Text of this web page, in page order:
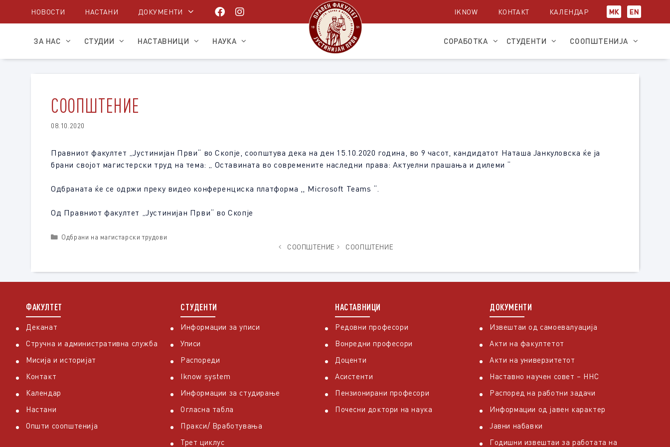
НОВОСТИ НАСТАНИ ДОКУМЕНТИ IKNOW КОНТАКТ КАЛЕНДАР МК EN
ЗА НАС СТУДИИ НАСТАВНИЦИ НАУКА СОРАБОТКА СТУДЕНТИ СООПШТЕНИЈА
СООПШТЕНИЕ
08.10.2020
Правниот факултет „Јустинијан Први“ во Скопје, соопштува дека на ден 15.10.2020 година, во 9 часот, кандидатoт Наташа Јанкуловска ќе ја
брани својот магистерски труд на тема: „ Оставината во современите наследни права: Актуелни прашања и дилеми “
Одбраната ќе се одржи преку видео конференциска платформа ,, Мicrosoft Teams “.
Од Правниот факултет „Јустинијан Први“ во Скопје
Categories
Одбрани на магистарски трудови
СООПШТЕНИЕ
СООПШТЕНИЕ
ФАКУЛТЕТ
Деканат
Стручна и административна служба
Мисија и историјат
Контакт
Календар
Настани
Општи соопштенија
СТУДЕНТИ
Информации за уписи
Уписи
Распореди
Iknow system
Информации за студирање
Огласна табла
Пракси/ Вработувања
Трет циклус
НАСТАВНИЦИ
Редовни професори
Вонредни професори
Доценти
Асистенти
Пензионирани професори
Почесни доктори на наука
ДОКУМЕНТИ
Извештаи од самоевалуација
Акти на факултетот
Акти на универзитетот
Наставно научен совет – ННС
Распоред на работни задачи
Информации од јавен карактер
Јавни набавки
Годишни извештаи за работата на